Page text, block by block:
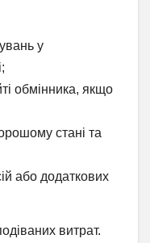
у
обмінника, якщо
стані та
або додаткових
витрат.